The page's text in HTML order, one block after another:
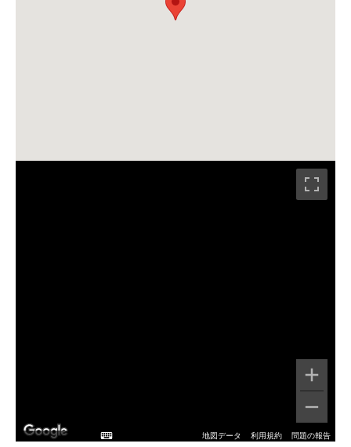
地図データ 利用規約 問題の報告